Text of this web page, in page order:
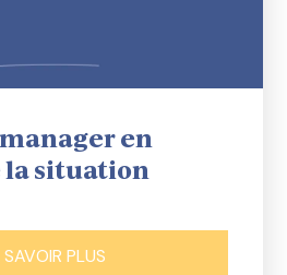
en
la situation
SAVOIR PLUS